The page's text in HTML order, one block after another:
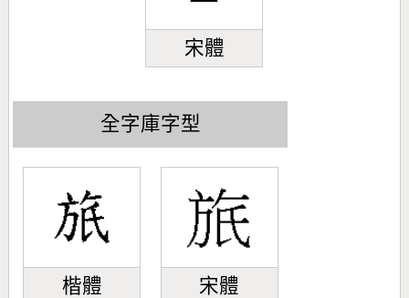
宋體
全字庫字型
楷體 宋體